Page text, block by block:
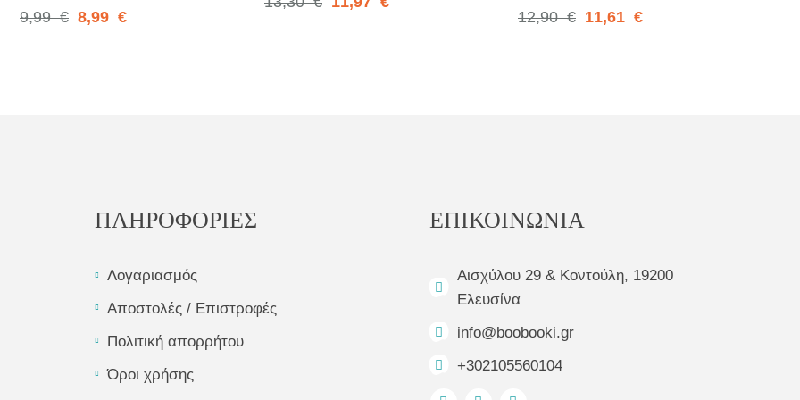
9,99 € 8,99 € 12,90 € 11,61 €
ΠΛΗΡΟΦΟΡΙΕΣ
Λογαριασμός
Αποστολές / Επιστροφές
Πολιτική απορρήτου
Όροι χρήσης
ΕΠΙΚΟΙΝΩΝΙΑ
Αισχύλου 29 & Κοντούλη, 19200
Ελευσίνα
info@boobooki.gr
+302105560104